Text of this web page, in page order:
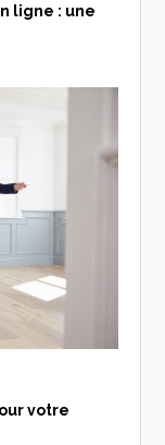
ligne : une
votre